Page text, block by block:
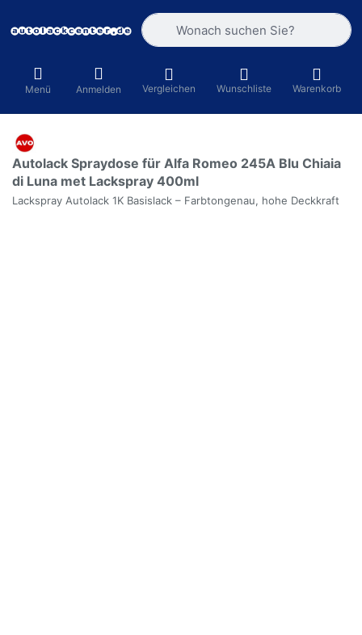
Geben Sie einen Suchbegriff ein.
Menü Anmelden Vergleichen Wunschliste Warenkorb
Autolack Spraydose für Alfa Romeo 245A Blu Chiaia
di Luna met Lackspray 400ml
Lackspray Autolack 1K Basislack – Farbtongenau, hohe Deckkraft